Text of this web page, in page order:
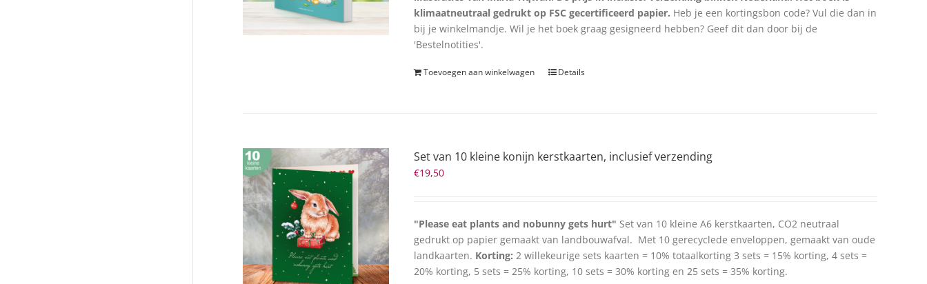
klimaatneutraal gedrukt op FSC gecertificeerd papier. Heb je een kortingsbon code? Vul die dan in
bij je winkelmandje. Wil je het boek graag gesigneerd hebben? Geef dit dan door bij de
'Bestelnotities'.
Toevoegen aan winkelwagen Details
Set van 10 kleine konijn kerstkaarten, inclusief verzending
€19,50
"Please eat plants and nobunny gets hurt" Set van 10 kleine A6 kerstkaarten, CO2 neutraal
gedrukt op papier gemaakt van landbouwafval. Met 10 gerecyclede enveloppen, gemaakt van oude
landkaarten. Korting: 2 willekeurige sets kaarten = 10% totaalkorting 3 sets = 15% korting, 4 sets =
20% korting, 5 sets = 25% korting, 10 sets = 30% korting en 25 sets = 35% korting.